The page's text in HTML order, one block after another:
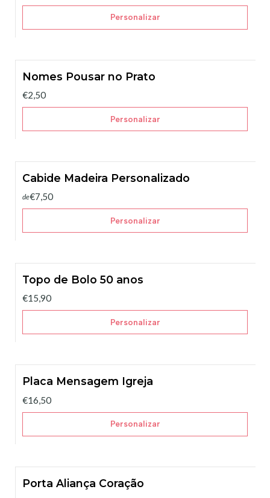
Personalizar
Nomes Pousar no Prato
€2,50
Personalizar
Cabide Madeira Personalizado
de€7,50
Personalizar
Topo de Bolo 50 anos
€15,90
Personalizar
Placa Mensagem Igreja
€16,50
Personalizar
Porta Aliança Coração